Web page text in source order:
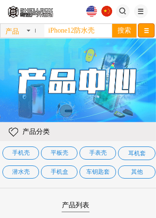
产品 搜索
产品分类
手表壳
平板壳
手机壳 耳机套
其他
手机盒
潜水壳 车钥匙套
产品列表